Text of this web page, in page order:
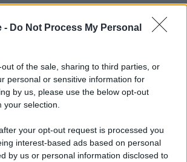
- Do Not Process My Personal
of the sale, sharing to third parties, or
personal or sensitive information for
by us, please use the below opt-out
selection.
your opt-out request is processed you
interest-based ads based on personal
by us or personal information disclosed to